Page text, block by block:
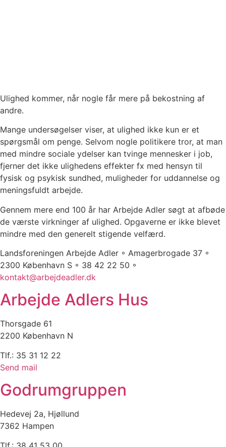
Ulighed kommer, når nogle får mere på bekostning af
andre.
Mange undersøgelser viser, at ulighed ikke kun er et
spørgsmål om penge. Selvom nogle politikere tror, at man
med mindre sociale ydelser kan tvinge mennesker i job,
fjerner det ikke ulighedens effekter fx med hensyn til
fysisk og psykisk sundhed, muligheder for uddannelse og
meningsfuldt arbejde.
Gennem mere end 100 år har Arbejde Adler søgt at afbøde
de værste virkninger af ulighed. Opgaverne er ikke blevet
mindre med den generelt stigende velfærd.
Landsforeningen Arbejde Adler ◦ Amagerbrogade 37 ◦
2300 København S ◦ 38 42 22 50 ◦
kontakt@arbejdeadler.dk
Arbejde Adlers Hus
Thorsgade 61
2200 København N
Tlf.: 35 31 12 22
Send mail
Godrumgruppen
Hedevej 2a, Hjøllund
7362 Hampen